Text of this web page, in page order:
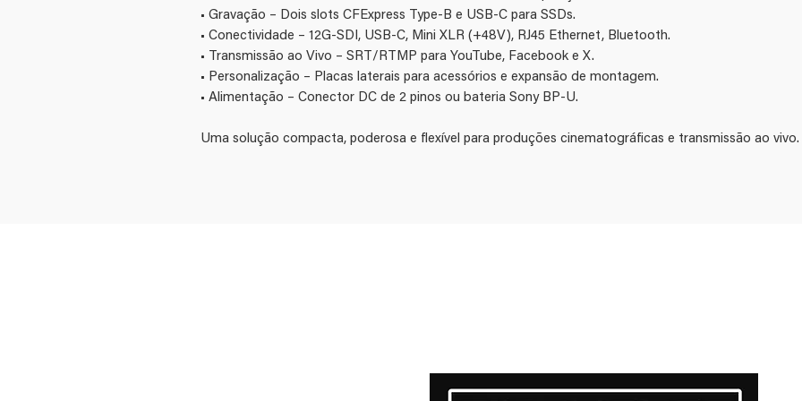
• Gravação – Dois slots CFExpress Type-B e USB-C para SSDs.
• Conectividade – 12G-SDI, USB-C, Mini XLR (+48V), RJ45 Ethernet, Bluetooth.
• Transmissão ao Vivo – SRT/RTMP para YouTube, Facebook e X.
• Personalização – Placas laterais para acessórios e expansão de montagem.
• Alimentação – Conector DC de 2 pinos ou bateria Sony BP-U.
Uma solução compacta, poderosa e flexível para produções cinematográficas e transmissão ao vivo.